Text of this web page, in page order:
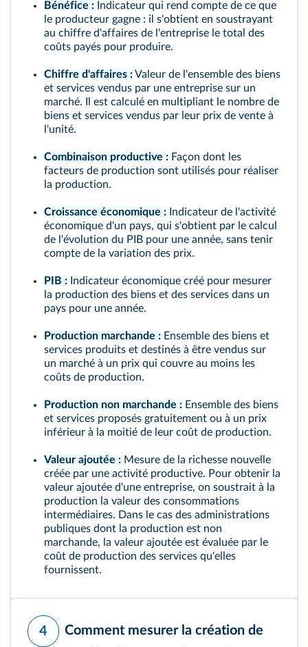
Bénéfice : Indicateur qui rend compte de ce que
le producteur gagne : il s'obtient en soustrayant
au chiffre d'affaires de l'entreprise le total des
coûts payés pour produire.
Chiffre d'affaires :Valeur de l'ensemble des biens
et services vendus par une entreprise sur un
marché. Il est calculé en multipliant le nombre de
biens et services vendus par leur prix de vente à
l'unité.
Combinaison productive : Façon dont les
facteurs de production sont utilisés pour réaliser
la production.
Croissance économique : Indicateur de l'activité
économique d'un pays, qui s'obtient par le calcul
de l'évolution du PIB pour une année, sans tenir
compte de la variation des prix.
PIB : Indicateur économique créé pour mesurer
la production des biens et des services dans un
pays pour une année.
Production marchande : Ensemble des biens et
services produits et destinés à être vendus sur
un marché à un prix qui couvre au moins les
coûts de production.
Production non marchande : Ensemble des biens
et services proposés gratuitement ou à un prix
inférieur à la moitié de leur coût de production.
Valeur ajoutée : Mesure de la richesse nouvelle
créée par une activité productive. Pour obtenir la
valeur ajoutée d'une entreprise, on soustrait à la
production la valeur des consommations
intermédiaires. Dans le cas des administrations
publiques dont la production est non
marchande, la valeur ajoutée est évaluée par le
coût de production des services qu'elles
fournissent.
4
Comment mesurer la création de